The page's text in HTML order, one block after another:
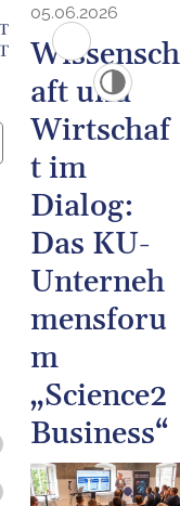
05.06.2026
Wissensch
aft und
Wirtschaf
t im
Dialog:
Das KU-
Unterneh
mensforu
m
„Science2
Business“